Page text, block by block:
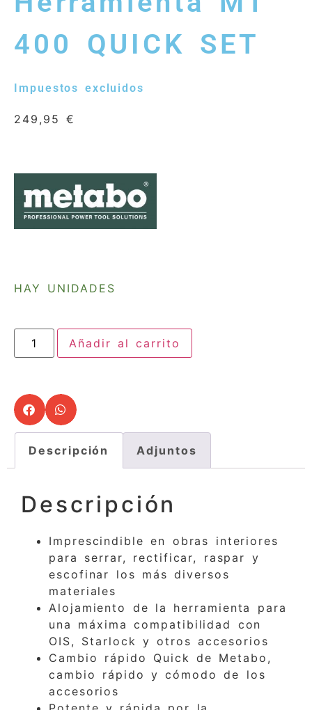
400 QUICK SET
Impuestos excluidos
249,95 €
HAY UNIDADES
Añadir al carrito
Descripción Adjuntos
Descripción
Imprescindible en obras interiores
para serrar, rectificar, raspar y
escofinar los más diversos
materiales
Alojamiento de la herramienta para
una máxima compatibilidad con
OIS, Starlock y otros accesorios
Cambio rápido Quick de Metabo,
cambio rápido y cómodo de los
accesorios